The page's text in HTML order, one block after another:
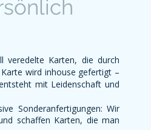
veredelte Karten, die durch
wird inhouse gefertigt –
mit Leidenschaft und
Sonderanfertigungen: Wir
schaffen Karten, die man